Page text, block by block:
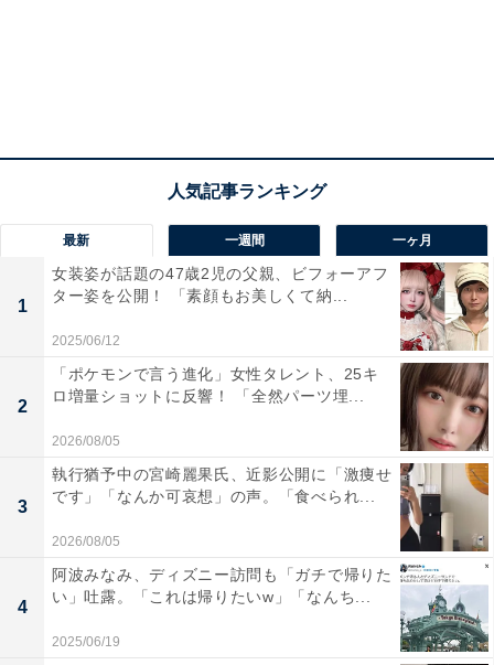
最新 一週間 一ヶ月
1
女装姿が話題の47歳2児の父親、ビフォーアフ
ター姿を公開！ 「素顔もお美しくて納...
2025/06/12
2
「ポケモンで言う進化」女性タレント、25キ
ロ増量ショットに反響！ 「全然パーツ埋...
2026/08/05
3
執行猶予中の宮崎麗果氏、近影公開に「激痩せ
です」「なんか可哀想」の声。「食べられ...
2026/08/05
4
阿波みなみ、ディズニー訪問も「ガチで帰りた
い」吐露。「これは帰りたいw」「なんち...
2025/06/19